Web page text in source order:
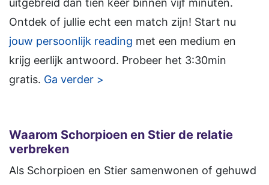
uitgebreid dan tien keer binnen vijf minuten.
Ontdek of jullie echt een match zijn! Start nu
jouw persoonlijk reading met een medium en
krijg eerlijk antwoord. Probeer het 3:30min
gratis. Ga verder >
Waarom Schorpioen en Stier de relatie
verbreken
Als Schorpioen en Stier samenwonen of gehuwd